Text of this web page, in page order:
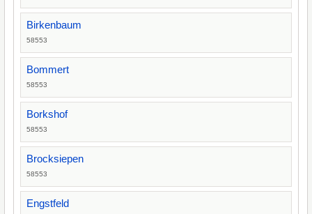
Birkenbaum
58553
Bommert
58553
Borkshof
58553
Brocksiepen
58553
Engstfeld